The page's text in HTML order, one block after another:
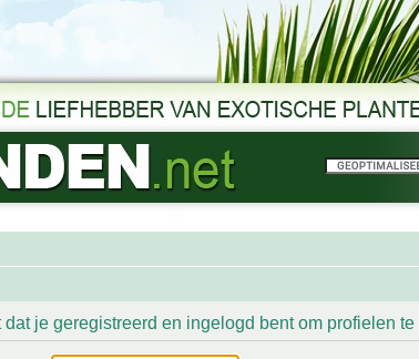
dat je geregistreerd en ingelogd bent om profielen